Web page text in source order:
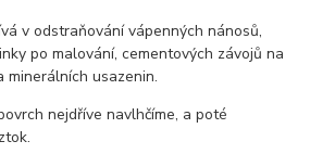
v odstraňování vápenných nánosů,
po malování, cementových závojů na
minerálních usazenin.
nejdříve navlhčíme, a poté